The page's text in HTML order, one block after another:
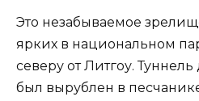
Это незабываемое
ярких в национальном
северу от Литгоу.
был вырублен в